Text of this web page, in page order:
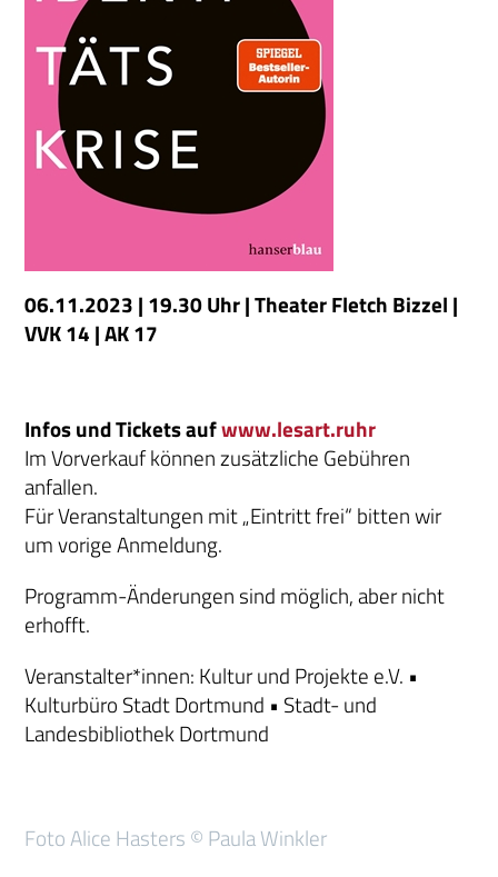
06.11.2023 | 19.30 Uhr | Theater Fletch Bizzel |
VVK 14 | AK 17
Infos und Tickets aufwww.lesart.ruhr
Im Vorverkauf können zusätzliche Gebühren
anfallen.
Für Veranstaltungen mit „Eintritt frei“ bitten wir
um vorige Anmeldung.
Programm-Änderungen sind möglich, aber nicht
erhofft.
Veranstalter*innen: Kultur und Projekte e.V. •
Kulturbüro Stadt Dortmund • Stadt- und
Landesbibliothek Dortmund
Foto Alice Hasters © Paula Winkler